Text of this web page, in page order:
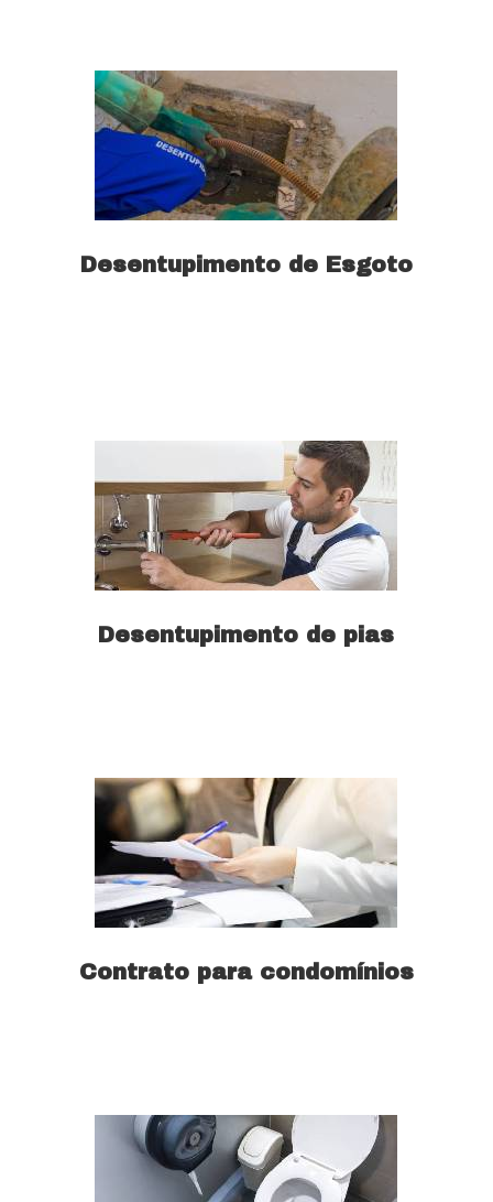
Desentupimento de Esgoto
Desentupimento de pias
Contrato para condomínios